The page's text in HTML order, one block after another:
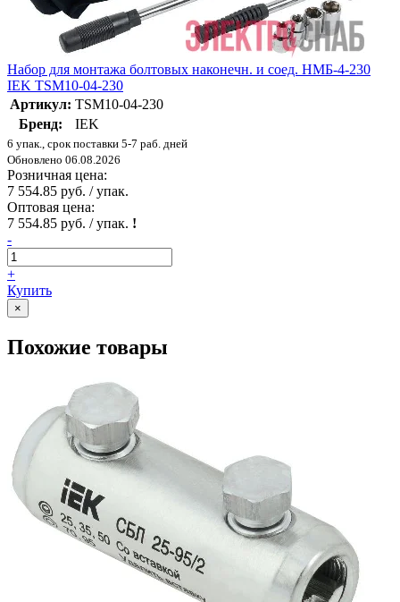
Набор для монтажа болтовых наконечн. и соед. НМБ-4-230
IEK TSM10-04-230
Артикул: TSM10-04-230
Бренд:
IEK
6 упак., срок поставки 5-7 раб. дней
Обновлено 06.08.2026
Розничная цена:
7 554.85 руб. / упак.
Оптовая цена:
7 554.85 руб. / упак. !
-
+
Купить
×
Похожие товары